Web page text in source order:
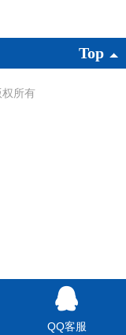
Top
所有
QQ客服